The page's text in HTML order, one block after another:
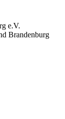
e.V.
Brandenburg